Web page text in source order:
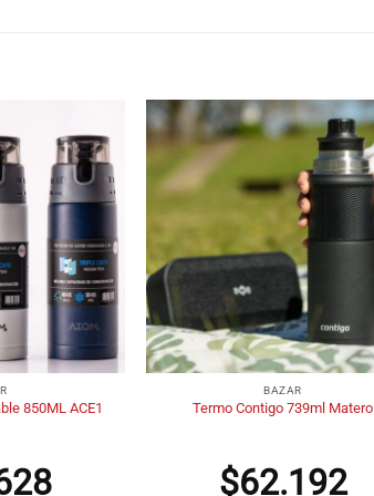
850ML ACE1
+
BAZAR
Termo Contigo 739ml Matero
$62.192